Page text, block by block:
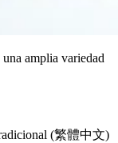
una amplia variedad
(繁體中文)